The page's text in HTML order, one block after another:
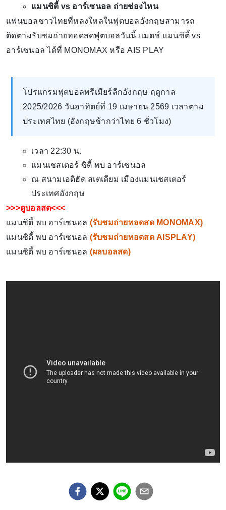
แมนซิตี้ vs อาร์เซนอล ถ่ายช่องไหน
แฟนบอลชาวไทยที่หลงใหลในฟุตบอลอังกฤษสามารถ
ติดตามรับชมถ่ายทอดสดฟุตบอลวันนี้ แมตช์ แมนซิตี้ vs
อาร์เซนอล ได้ที่ MONOMAX หรือ AIS PLAY
โปรแกรมฟุตบอลพรีเมียร์ลีกอังกฤษ ฤดูกาล
2025/2026 วันอาทิตย์ที่ 19 เมษายน 2569 เวลาตาม
ประเทศไทย (อังกฤษช้ากว่าไทย 6 ชั่วโมง)
เวลา 22:30 น.
แมนเชสเตอร์ ซิตี้ พบ อาร์เซนอล
ณ สนามเอติฮัด สเตเดียม เมืองแมนเชสเตอร์
ประเทศอังกฤษ
>>>ดูบอลสด<<<
แมนซิตี้ พบ อาร์เซนอล (รับชมถ่ายทอดสด MONOMAX)
แมนซิตี้ พบ อาร์เซนอล (รับชมถ่ายทอดสด AISPLAY)
แมนซิตี้ พบ อาร์เซนอล (ผลบอลสด)